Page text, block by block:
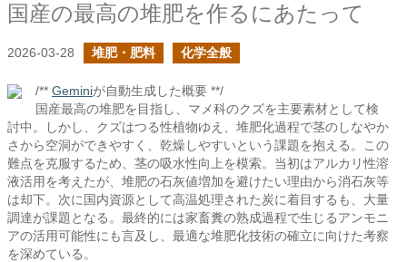
国産の最高の堆肥を作るにあたって
2026-03-28 堆肥・肥料 化学全般
/** Geminiが自動生成した概要 **/
国産最高の堆肥を目指し、マメ科のクズを主要素材として検
討中。しかし、クズはつる性植物ゆえ、堆肥化過程で茎のしなやか
さから空洞ができやすく、乾燥しやすいという課題を抱える。この
難点を克服するため、茎の吸水性向上を模索。当初はアルカリ性溶
液活用を考えたが、堆肥の石灰値増加を避けたい理由から消石灰等
は却下。次に国内資源として高温処理された炭に着目するも、大量
調達が課題となる。最終的には家畜糞の熟成過程で生じるアンモニ
アの活用可能性にも言及し、最適な堆肥化技術の確立に向けた考察
を深めている。